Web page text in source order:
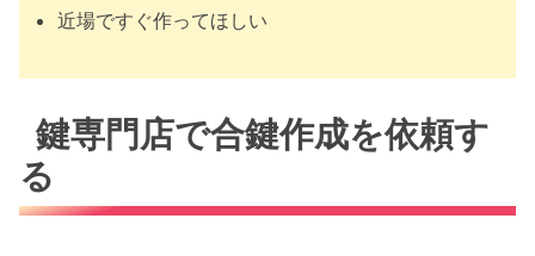
近場ですぐ作ってほしい
鍵専門店で合鍵作成を依頼す
る